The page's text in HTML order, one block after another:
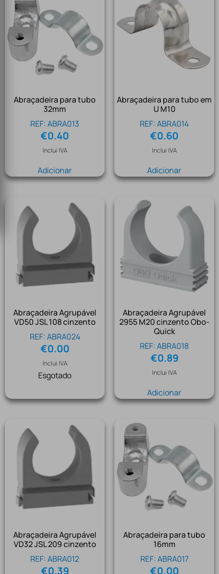
Abraçadeira para tubo
32mm
REF: ABRA013
€0.40
Inclui IVA
Adicionar
Abraçadeira para tubo em
U M10
REF: ABRA014
€0.60
Inclui IVA
Adicionar
Abraçadeira Agrupável
VD50 JSL 108 cinzento
REF: ABRA024
€0.00
Inclui IVA
Esgotado
Abraçadeira Agrupável
2955 M20 cinzento Obo-
Quick
REF: ABRA018
€0.89
Inclui IVA
Adicionar
Abraçadeira Agrupável
VD32 JSL 209 cinzento
REF: ABRA012
€0.39
Abraçadeira para tubo
16mm
REF: ABRA017
€0.00